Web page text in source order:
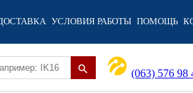
УСЛОВИЯ РАБОТЫ ПОМОЩЬ
(063) 576 98